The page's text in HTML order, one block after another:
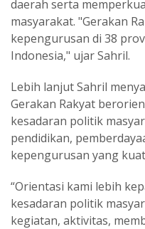
daerah serta
masyarakat. "Gerakan
kepengurusan di 38
Indonesia," ujar Sahril.
Lebih lanjut Sahril
Gerakan Rakyat
kesadaran politik
pendidikan,
kepengurusan yang
“Orientasi kami lebih
kesadaran politik
kegiatan, aktivitas,